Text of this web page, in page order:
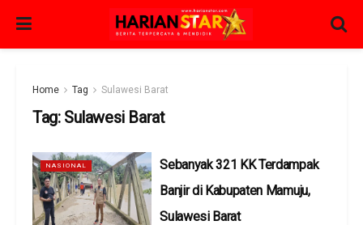
Home Tag Sulawesi Barat
Tag: Sulawesi Barat
NASIONAL
Sebanyak 321 KK Terdampak
Banjir di Kabupaten Mamuju,
Sulawesi Barat